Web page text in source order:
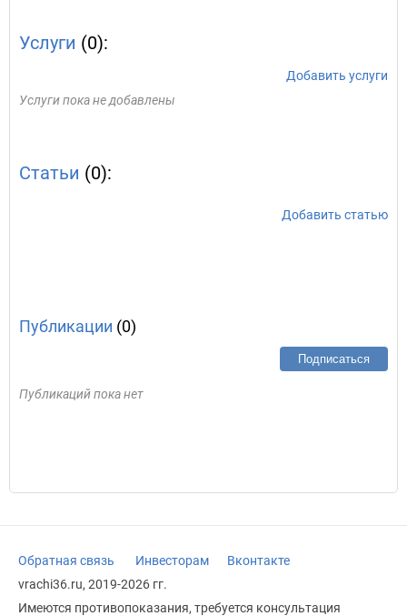
Услуги (0):
Добавить услуги
Услуги пока не добавлены
Статьи (0):
Добавить статью
Публикации (0)
Подписаться
Публикаций пока нет
Обратная связь Инвесторам
Вконтакте
vrachi36.ru, 2019-2026 гг.
Имеются противопоказания, требуется консультация